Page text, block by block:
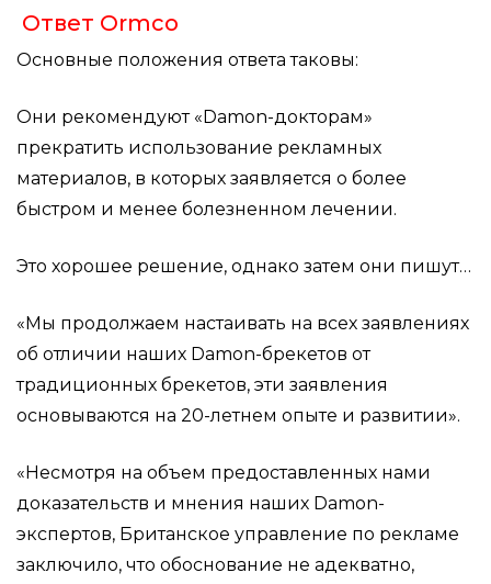
Ответ Ormco
Основные положения ответа таковы:
Они рекомендуют «Damon-докторам»
прекратить использование рекламных
материалов, в которых заявляется о более
быстром и менее болезненном лечении.
Это хорошее решение, однако затем они пишут…
«Мы продолжаем настаивать на всех заявлениях
об отличии наших Damon-брекетов от
традиционных брекетов, эти заявления
основываются на 20-летнем опыте и развитии».
«Несмотря на объем предоставленных нами
доказательств и мнения наших Damon-
экспертов, Британское управление по рекламе
заключило, что обоснование не адекватно,